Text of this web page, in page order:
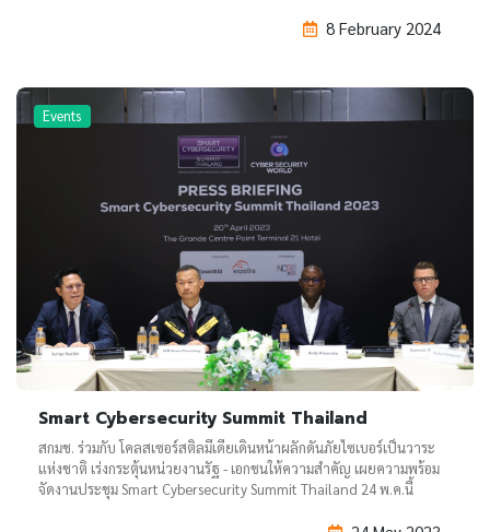
8 February 2024
Events
Smart Cybersecurity Summit Thailand
สกมช. ร่วมกับ โคลสเซอร์สติลมีเดียเดินหน้าผลักดันภัยไซเบอร์เป็นวาระ
แห่งชาติ เร่งกระตุ้นหน่วยงานรัฐ - เอกชนให้ความสำคัญ เผยความพร้อม
จัดงานประชุม Smart Cybersecurity Summit Thailand 24 พ.ค.นี้